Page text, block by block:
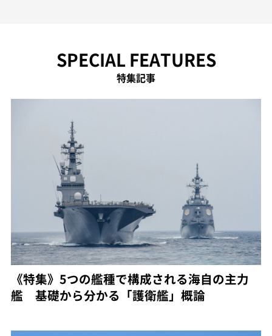
SPECIAL FEATURES
特集記事
《特集》5つの艦種で構成される海自の主力
艦 基礎から分かる「護衛艦」概論